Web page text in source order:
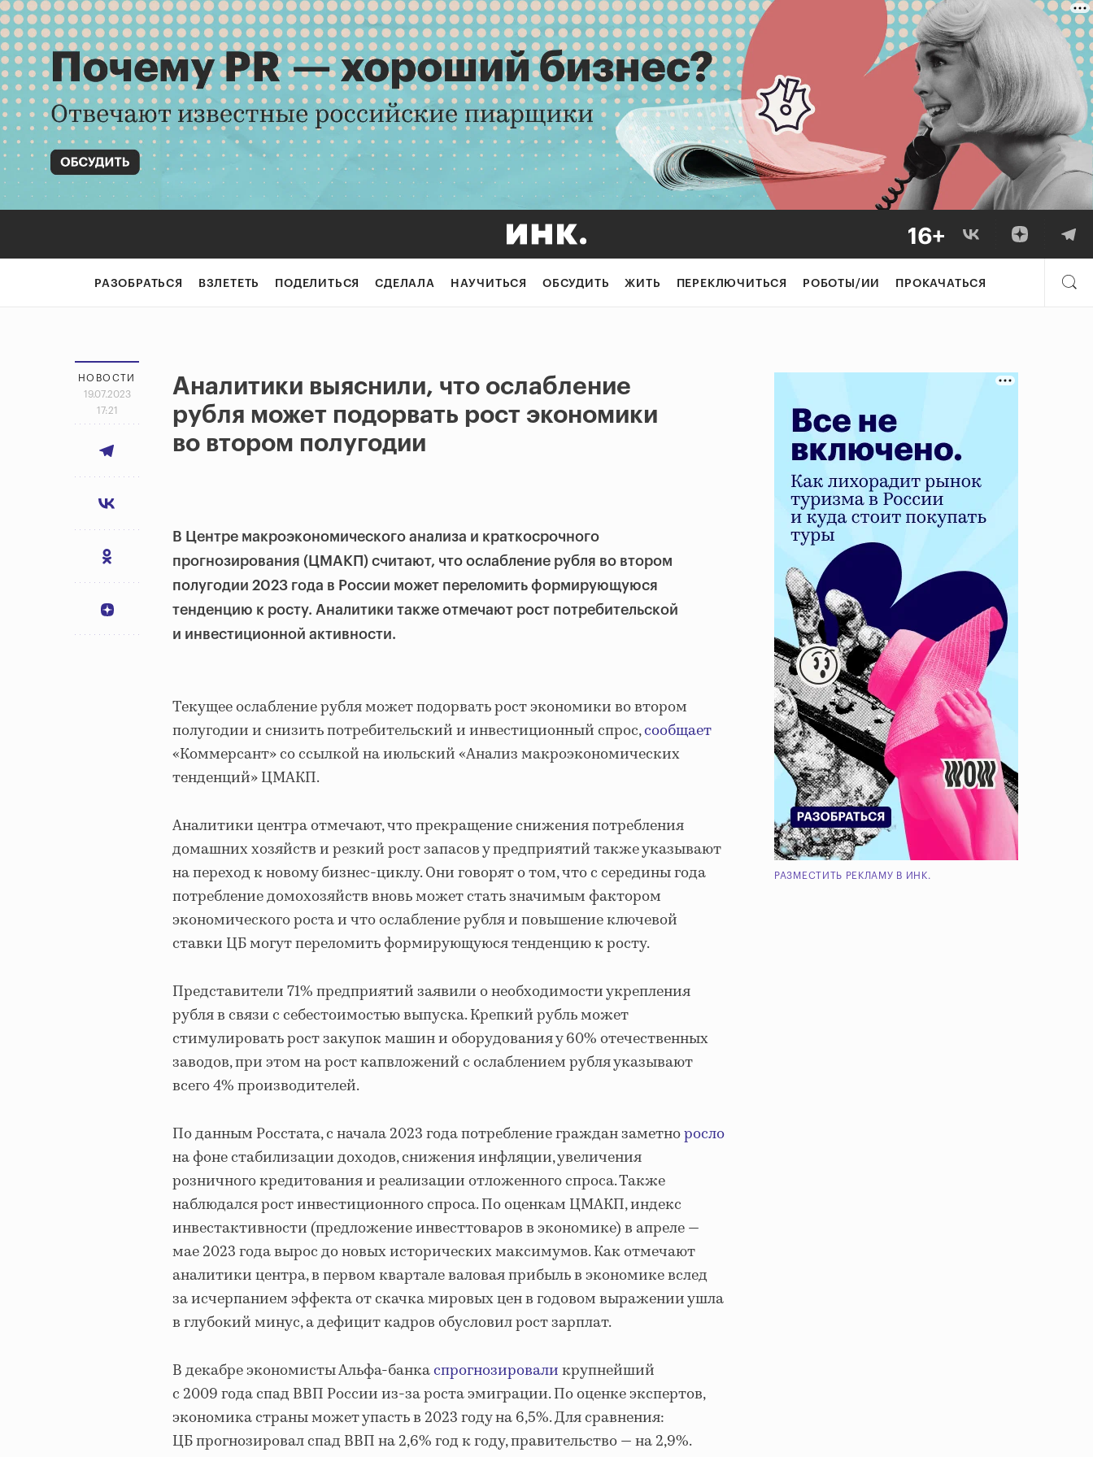
РАЗОБРАТЬСЯ ВЗЛЕТЕТЬ ПОДЕЛИТЬСЯ СДЕЛАЛА НАУЧИТЬСЯ ОБСУДИТЬ ЖИТЬ ПЕРЕКЛЮЧИТЬСЯ РОБОТЫ/ИИ ПРОКАЧАТЬСЯ
НОВОСТИ
19.07.2023
17:21
Аналитики выяснили, что ослабление
рубля может подорвать рост экономики
во втором полугодии
В Центре макроэкономического анализа и краткосрочного
прогнозирования (ЦМАКП) считают, что ослабление рубля во втором
полугодии 2023 года в России может переломить формирующуюся
тенденцию к росту. Аналитики также отмечают рост потребительской
и инвестиционной активности.
Текущее ослабление рубля может подорвать рост экономики во втором
полугодии и снизить потребительский и инвестиционный спрос,сообщает
«Коммерсант» со ссылкой на июльский «Анализ макроэкономических
тенденций» ЦМАКП.
Аналитики центра отмечают, что прекращение снижения потребления
домашних хозяйств и резкий рост запасов у предприятий также указывают
на переход к новому бизнес-циклу. Они говорят о том, что с середины года
потребление домохозяйств вновь может стать значимым фактором
экономического роста и что ослабление рубля и повышение ключевой
ставки ЦБ могут переломить формирующуюся тенденцию к росту.
Представители 71% предприятий заявили о необходимости укрепления
рубля в связи с себестоимостью выпуска. Крепкий рубль может
стимулировать рост закупок машин и оборудования у 60% отечественных
заводов, при этом на рост капвложений с ослаблением рубля указывают
всего 4% производителей.
По данным Росстата, с начала 2023 года потребление граждан заметноросло
на фоне стабилизации доходов, снижения инфляции, увеличения
розничного кредитования и реализации отложенного спроса. Также
наблюдался рост инвестиционного спроса. По оценкам ЦМАКП, индекс
инвестактивности (предложение инвесттоваров в экономике) в апреле —
мае 2023 года вырос до новых исторических максимумов. Как отмечают
аналитики центра, в первом квартале валовая прибыль в экономике вслед
за исчерпанием эффекта от скачка мировых цен в годовом выражении ушла
в глубокий минус, а дефицит кадров обусловил рост зарплат.
В декабре экономисты Альфа-банкаспрогнозироваликрупнейший
с 2009 года спад ВВП России из-за роста эмиграции. По оценке экспертов,
экономика страны может упасть в 2023 году на 6,5%. Для сравнения:
ЦБ прогнозировал спад ВВП на 2,6% год к году, правительство — на 2,9%.
РАЗМЕСТИТЬ РЕКЛАМУ В ИНК.